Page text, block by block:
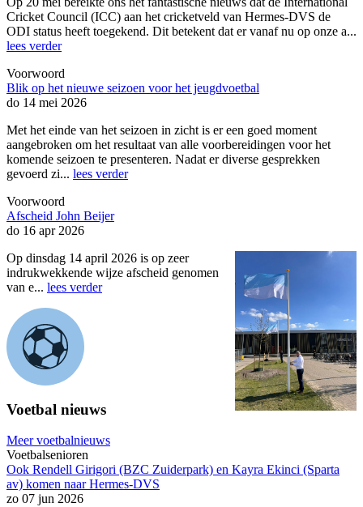
Cricket Council (ICC) aan het cricketveld van Hermes-DVS de
ODI status heeft toegekend. Dit betekent dat er vanaf nu op onze a...
lees verder
Voorwoord
Blik op het nieuwe seizoen voor het jeugdvoetbal
do 14 mei 2026
Met het einde van het seizoen in zicht is er een goed moment
aangebroken om het resultaat van alle voorbereidingen voor het
komende seizoen te presenteren. Nadat er diverse gesprekken
gevoerd zi... lees verder
Voorwoord
Afscheid John Beijer
do 16 apr 2026
Op dinsdag 14 april 2026 is op zeer
indrukwekkende wijze afscheid genomen
van e... lees verder
Voetbal nieuws
Meer voetbalnieuws
Voetbalsenioren
Ook Rendell Girigori (BZC Zuiderpark) en Kayra Ekinci (Sparta
av) komen naar Hermes-DVS
zo 07 jun 2026